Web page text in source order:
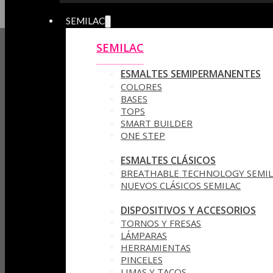
SEMILAC
SEMILAC
ESMALTES SEMIPERMANENTES
COLORES
BASES
TOPS
SMART BUILDER
ONE STEP
ESMALTES CLÁSICOS
BREATHABLE TECHNOLOGY
NUEVOS CLÁSICOS SEMILAC
DISPOSITIVOS Y ACCESORIOS
TORNOS Y FRESAS
LÁMPARAS
HERRAMIENTAS
PINCELES